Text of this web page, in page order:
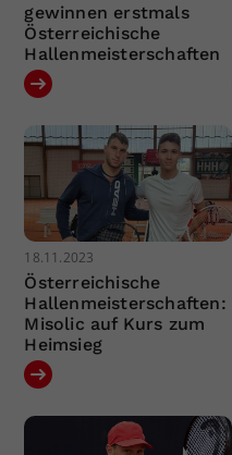
gewinnen erstmals
Österreichische
Hallenmeisterschaften
18.11.2023
Österreichische
Hallenmeisterschaften:
Misolic auf Kurs zum
Heimsieg